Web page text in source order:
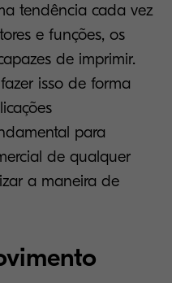
tendência cada vez
e funções, os
de imprimir.
isso de forma
para
de qualquer
a maneira de